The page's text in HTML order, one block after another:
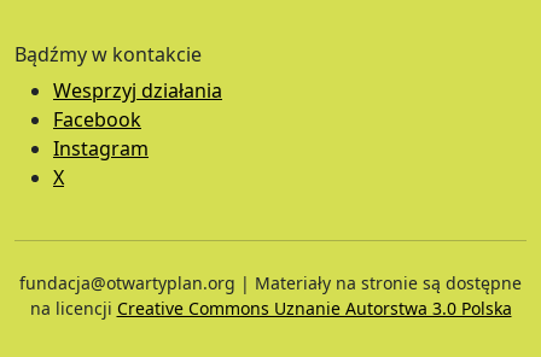
Bądźmy w kontakcie
Wesprzyj działania
Facebook
Instagram
X
fundacja@otwartyplan.org | Materiały na stronie są dostępne
na licencji Creative Commons Uznanie Autorstwa 3.0 Polska